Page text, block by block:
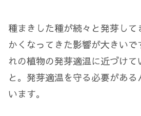
種まきした種が続々と発芽し
かくなってきた影響が大きい
れの植物の発芽適温に近づけ
と。発芽適温を守る必要があ
います。